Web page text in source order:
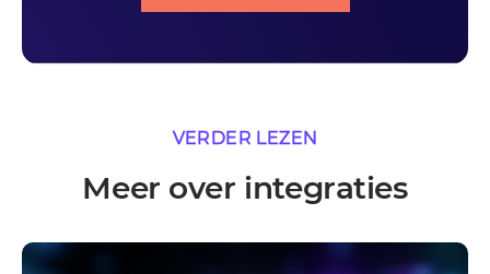
VERDER LEZEN
Meer over integraties